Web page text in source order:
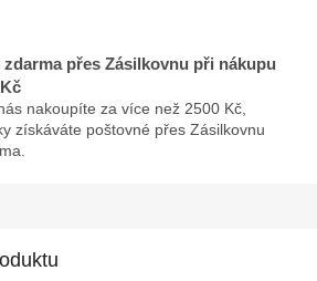
zdarma přes Zásilkovnu při nákupu
nakoupíte za více než 2500 Kč,
získáváte poštovné přes Zásilkovnu